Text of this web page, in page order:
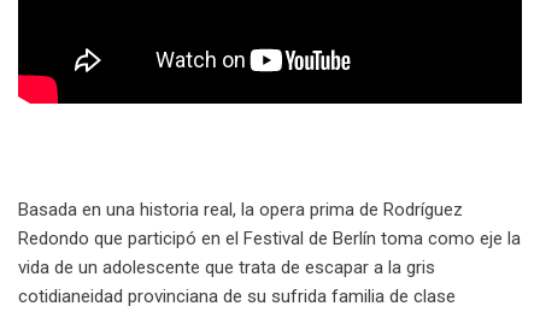
Basada en una historia real, la opera prima de Rodríguez
Redondo que participó en el Festival de Berlín toma como eje la
vida de un adolescente que trata de escapar a la gris
cotidianeidad provinciana de su sufrida familia de clase